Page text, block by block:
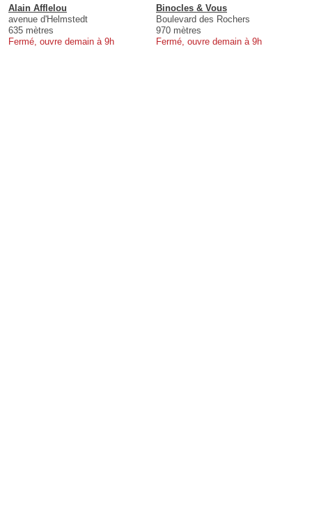
Alain Afflelou
avenue d'Helmstedt
635 mètres
Fermé, ouvre demain à 9h
Binocles & Vous
Boulevard des Rochers
970 mètres
Fermé, ouvre demain à 9h